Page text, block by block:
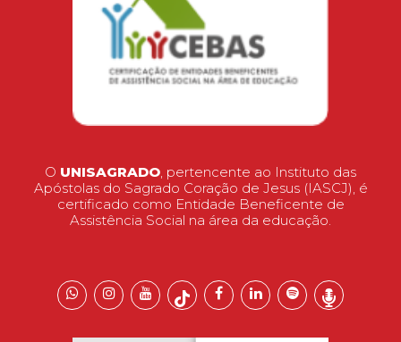
O UNISAGRADO, pertencente ao Instituto das
Apóstolas do Sagrado Coração de Jesus (IASCJ), é
certificado como Entidade Beneficente de
Assistência Social na área da educação.